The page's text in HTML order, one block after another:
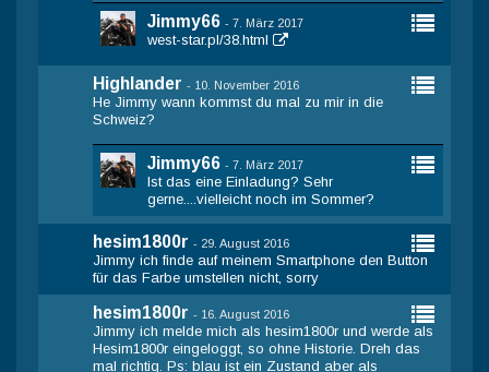
Jimmy66 - 7. März 2017
west-star.pl/38.html
Highlander - 10. November 2016
He Jimmy wann kommst du mal zu mir in die
Schweiz?
Jimmy66 - 7. März 2017
Ist das eine Einladung? Sehr
gerne....vielleicht noch im Sommer?
hesim1800r - 29. August 2016
Jimmy ich finde auf meinem Smartphone den Button
für das Farbe umstellen nicht, sorry
hesim1800r - 16. August 2016
Jimmy ich melde mich als hesim1800r und werde als
Hesim1800r eingeloggt, so ohne Historie. Dreh das
mal richtig. Ps: blau ist ein Zustand aber als